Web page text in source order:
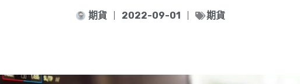
期貨 2022-09-01 期貨